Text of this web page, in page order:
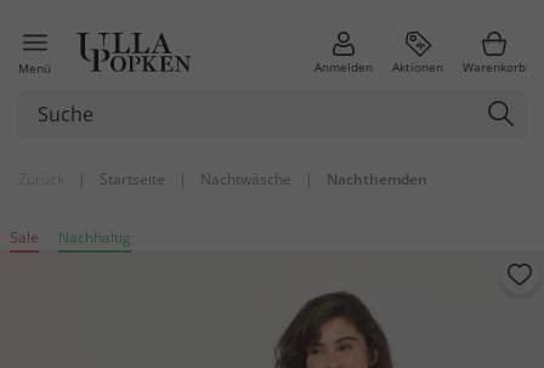
Menü Anmelden Aktionen Warenkorb
| Startseite | Nachtwäsche | Nachthemden
Sale Nachhaltig